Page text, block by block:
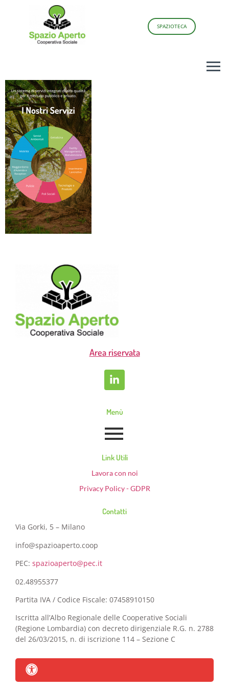
SPAZIOTECA
Area riservata
Menù
Link Utili
Lavora con noi
Privacy Policy - GDPR
Contatti
Via Gorki, 5 – Milano
info@spazioaperto.coop
PEC: spazioaperto@pec.it
02.48955377
Partita IVA / Codice Fiscale: 07458910150
Iscritta all’Albo Regionale delle Cooperative Sociali
(Regione Lombardia) con decreto dirigenziale R.G. n. 2788
del 26/03/2015, n. di iscrizione 114 – Sezione C